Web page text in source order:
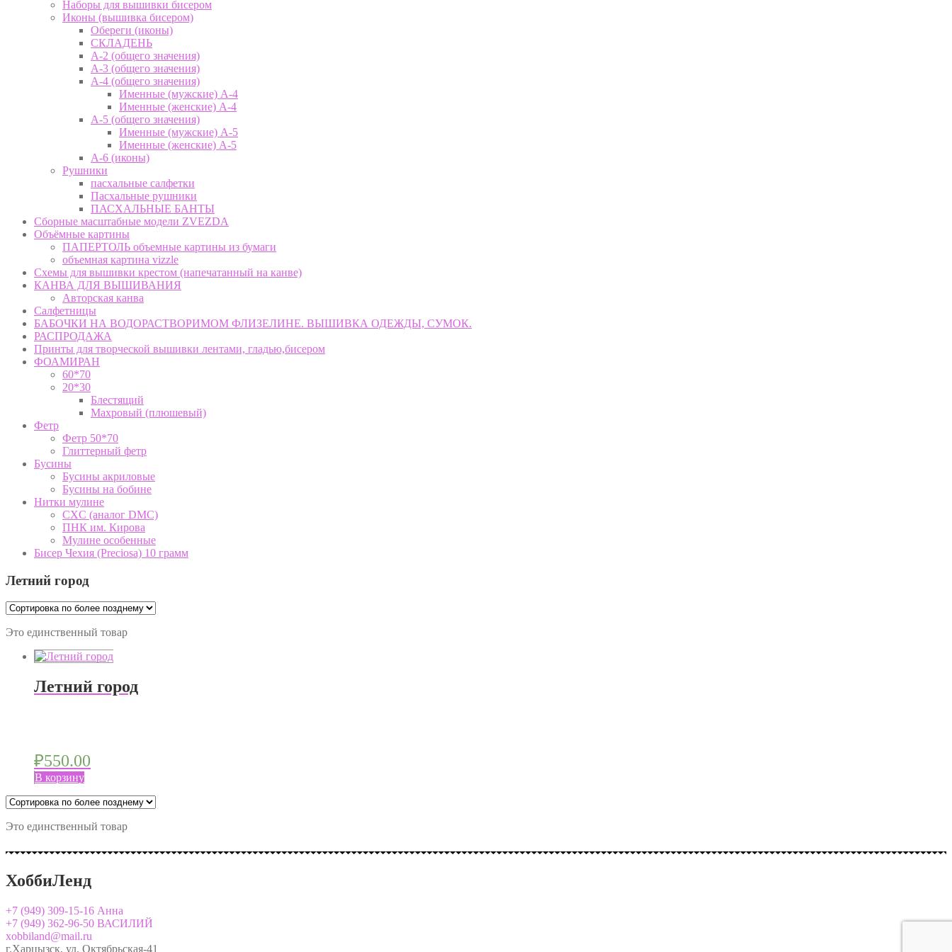
Наборы для вышивки бисером
Иконы (вышивка бисером)
Обереги (иконы)
СКЛАДЕНЬ
А-2 (общего значения)
А-3 (общего значения)
А-4 (общего значения)
Именные (мужские) А-4
Именные (женские) А-4
А-5 (общего значения)
Именные (мужские) А-5
Именные (женские) А-5
А-6 (иконы)
Рушники
пасхальные салфетки
Пасхальные рушники
ПАСХАЛЬНЫЕ БАНТЫ
Сборные масштабные модели ZVEZDA
Объёмные картины
ПАПЕРТОЛЬ объемные картины из бумаги
объемная картина vizzle
Схемы для вышивки крестом (напечатанный на канве)
КАНВА ДЛЯ ВЫШИВАНИЯ
Авторская канва
Салфетницы
БАБОЧКИ НА ВОДОРАСТВОРИМОМ ФЛИЗЕЛИНЕ. ВЫШИВКА ОДЕЖДЫ, СУМОК.
РАСПРОДАЖА
Принты для творческой вышивки лентами, гладью,бисером
ФОАМИРАН
60*70
20*30
Блестящий
Махровый (плюшевый)
Фетр
Фетр 50*70
Глиттерный фетр
Бусины
Бусины акриловые
Бусины на бобине
Нитки мулине
CXC (аналог DMC)
ПНК им. Кирова
Мулине особенные
Бисер Чехия (Preciosa) 10 грамм
Летний город
Это единственный товар
Летний город
₽550.00
В корзину
Это единственный товар
ХоббиЛенд
+7 (949) 309-15-16 Анна
+7 (949) 362-96-50 ВАСИЛИЙ
xobbiland@mail.ru
г.Харцызск, ул. Октябрьская-41